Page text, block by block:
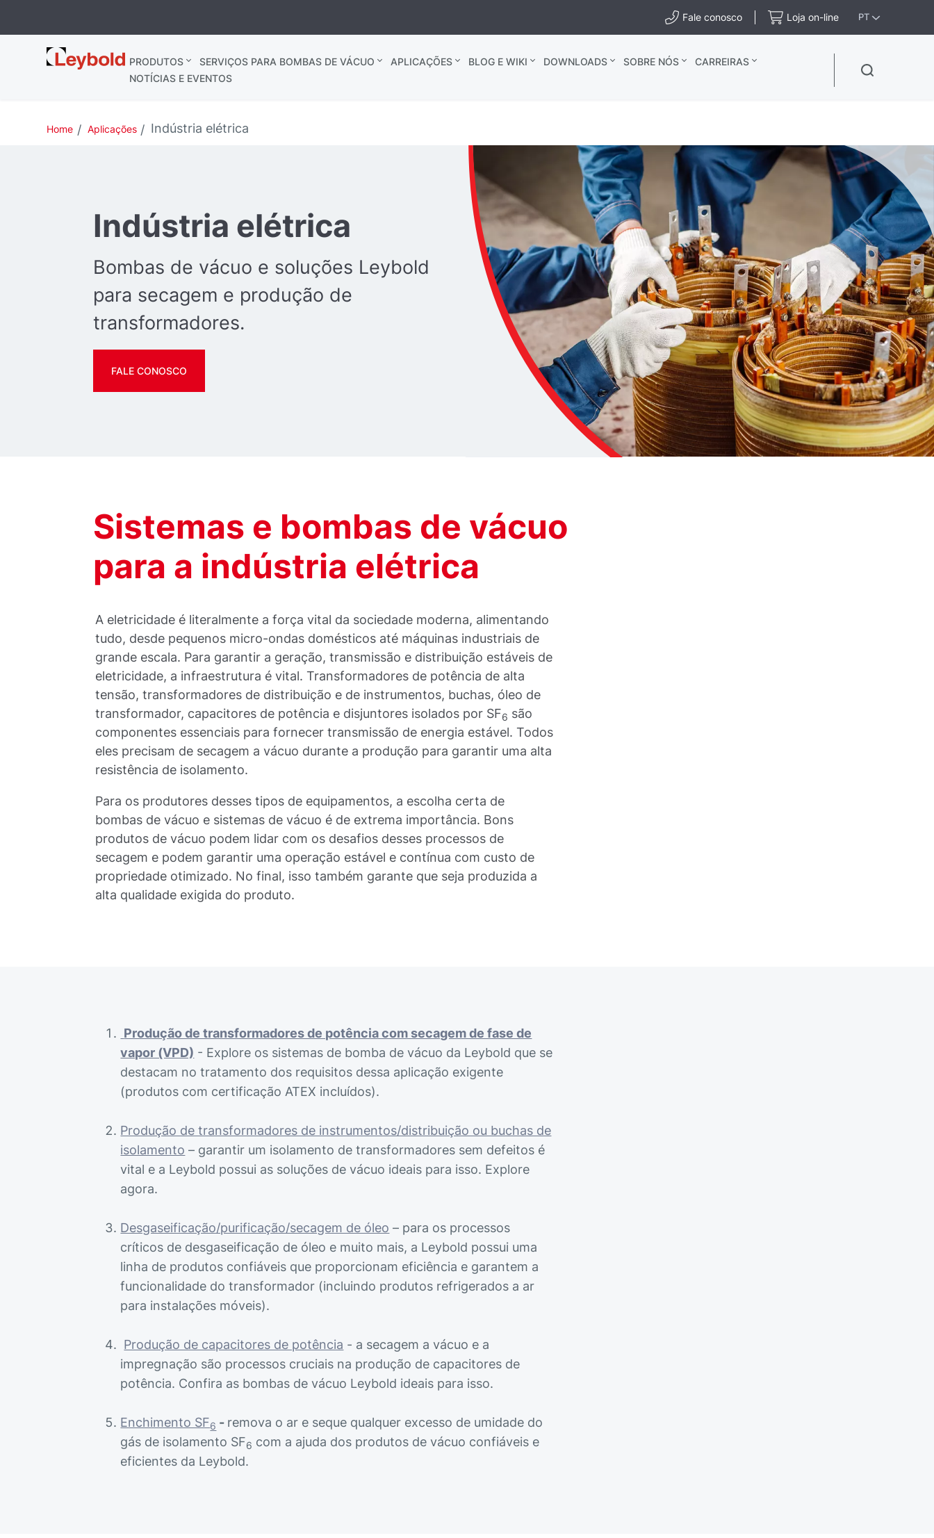
Fale conosco Loja on-line PT
Leybold PRODUTOS SERVIÇOS PARA BOMBAS DE VÁCUO APLICAÇÕES BLOG E WIKI DOWNLOADS SOBRE NÓS
CARREIRAS
NOTÍCIAS E EVENTOS
Home Aplicações Indústria elétrica
Indústria elétrica
Bombas de vácuo e soluções Leybold
para secagem e produção de
transformadores.
FALE CONOSCO
Sistemas e bombas de vácuo
para a indústria elétrica
A eletricidade é literalmente a força vital da sociedade moderna, alimentando
tudo, desde pequenos micro-ondas domésticos até máquinas industriais de
grande escala. Para garantir a geração, transmissão e distribuição estáveis de
eletricidade, a infraestrutura é vital. Transformadores de potência de alta
tensão, transformadores de distribuição e de instrumentos, buchas, óleo de
transformador, capacitores de potência e disjuntores isolados por SF6 são
componentes essenciais para fornecer transmissão de energia estável. Todos
eles precisam de secagem a vácuo durante a produção para garantir uma alta
resistência de isolamento.
Para os produtores desses tipos de equipamentos, a escolha certa de
bombas de vácuo e sistemas de vácuo é de extrema importância. Bons
produtos de vácuo podem lidar com os desafios desses processos de
secagem e podem garantir uma operação estável e contínua com custo de
propriedade otimizado. No final, isso também garante que seja produzida a
alta qualidade exigida do produto.
Produção de transformadores de potência com secagem de fase de
vapor (VPD) - Explore os sistemas de bomba de vácuo da Leybold que se
destacam no tratamento dos requisitos dessa aplicação exigente
(produtos com certificação ATEX incluídos).
Produção de transformadores de instrumentos/distribuição ou buchas de
isolamento – garantir um isolamento de transformadores sem defeitos é
vital e a Leybold possui as soluções de vácuo ideais para isso. Explore
agora.
Desgaseificação/purificação/secagem de óleo – para os processos
críticos de desgaseificação de óleo e muito mais, a Leybold possui uma
linha de produtos confiáveis que proporcionam eficiência e garantem a
funcionalidade do transformador (incluindo produtos refrigerados a ar
para instalações móveis).
Produção de capacitores de potência - a secagem a vácuo e a
impregnação são processos cruciais na produção de capacitores de
potência. Confira as bombas de vácuo Leybold ideais para isso.
Enchimento SF6 - remova o ar e seque qualquer excesso de umidade do
gás de isolamento SF6 com a ajuda dos produtos de vácuo confiáveis e
eficientes da Leybold.